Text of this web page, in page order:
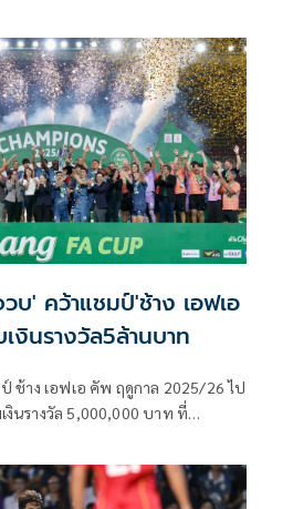
มีความประพฤติเหมาะสมทั้งในและ
บ' คว้าแชมป์'ช้าง เอฟเอ
นรางวัล5ล้านบาท
ช้าง เอฟเอ คัพ ฤดูกาล 2025/26 ไป
งินรางวัล 5,000,000 บาท ที่